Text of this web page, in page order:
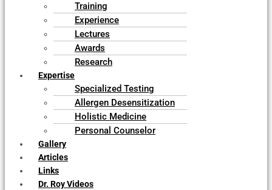
Training
Experience
Lectures
Awards
Research
Expertise
Specialized Testing
Allergen Desensitization
Holistic Medicine
Personal Counselor
Gallery
Articles
Links
Dr. Roy Videos